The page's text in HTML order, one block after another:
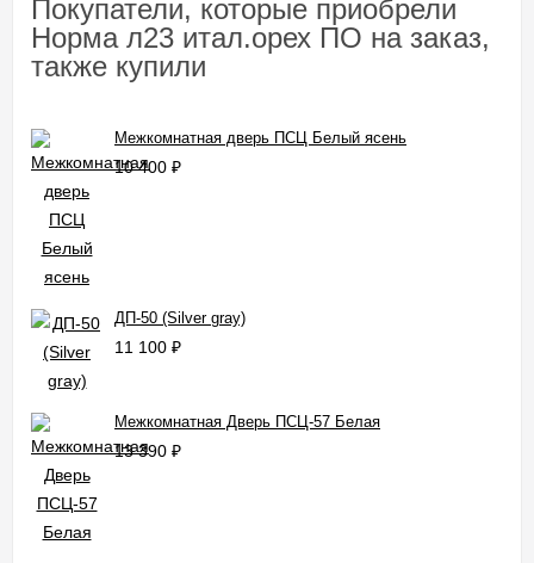
Покупатели, которые приобрели
Норма л23 итал.орех ПО на заказ,
также купили
Межкомнатная дверь ПСЦ Белый ясень
10 400 ₽
ДП-50 (Silver gray)
11 100 ₽
Межкомнатная Дверь ПСЦ-57 Белая
13 390 ₽